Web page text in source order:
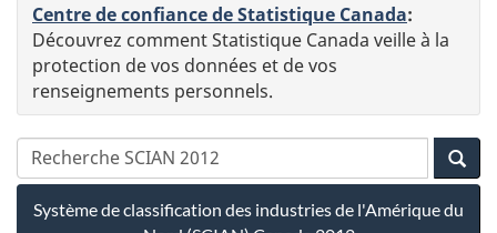
Centre de confiance de Statistique Canada:
Découvrez comment Statistique Canada veille à la
protection de vos données et de vos
renseignements personnels.
Système de classification des industries de l'Amérique du